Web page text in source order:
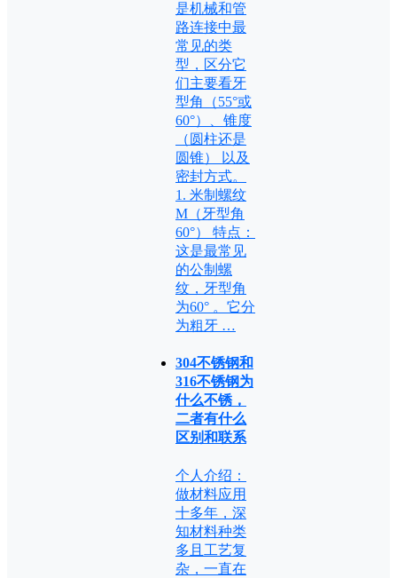
是机械和管
路连接中最
常见的类
型，区分它
们主要看牙
型角（55°或
60°）、锥度
（圆柱还是
圆锥） 以及
密封方式。
1. 米制螺纹
M（牙型角
60°） 特点：
这是最常见
的公制螺
纹，牙型角
为60° 。它分
为粗牙 …
304不锈钢和
316不锈钢为
什么不锈，
二者有什么
区别和联系
个人介绍：
做材料应用
十多年，深
知材料种类
多且工艺复
杂，一直在